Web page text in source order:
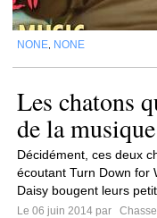
NONE NONE
Les chatons
de la
Décidément, ces deux
écoutant Turn Down for
Daisy bougent leurs
Le 06 juin 2014 par